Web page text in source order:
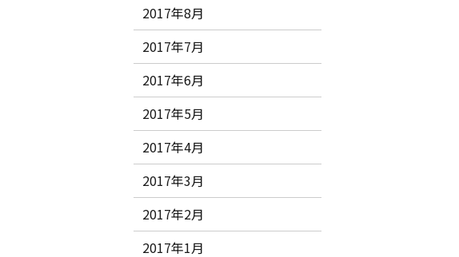
2017年8月
2017年7月
2017年6月
2017年5月
2017年4月
2017年3月
2017年2月
2017年1月